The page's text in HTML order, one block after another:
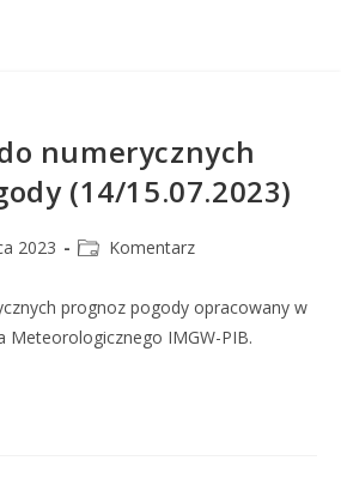
numerycznych
(14/15.07.2023)
2023 Komentarz
prognoz pogody opracowany w
Meteorologicznego IMGW-PIB.